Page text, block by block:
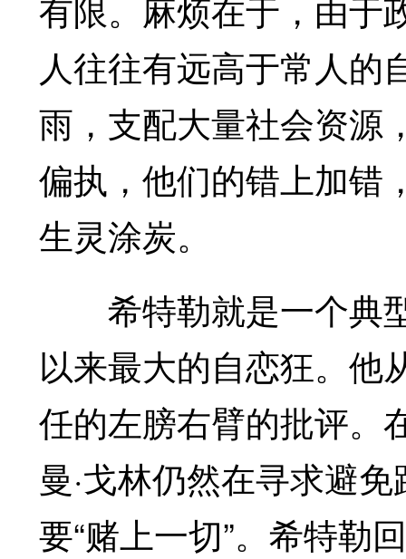
人往往有远高于常人的
雨，支配大量社会资源
偏执，他们的错上加错
生灵涂炭。
希特勒就是一个典
以来最大的自恋狂。他
任的左膀右臂的批评。
曼·戈林仍然在寻求避
要“赌上一切”。希特勒